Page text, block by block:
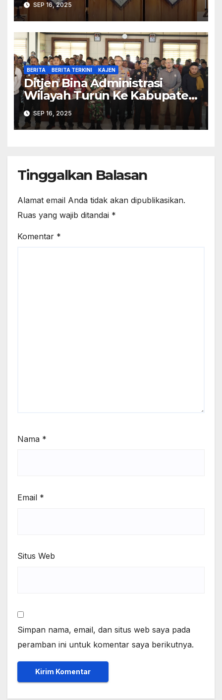
Kerja Pemilu
SEP 16, 2025
BERITA BERITA TERKINI KAJEN
Ditjen Bina Administrasi
Wilayah Turun Ke Kabupaten
Pekalongan Perkuat
Stabilitas
SEP 16, 2025
Tinggalkan Balasan
Alamat email Anda tidak akan dipublikasikan.
Ruas yang wajib ditandai *
Komentar *
Nama *
Email *
Situs Web
Simpan nama, email, dan situs web saya pada
peramban ini untuk komentar saya berikutnya.